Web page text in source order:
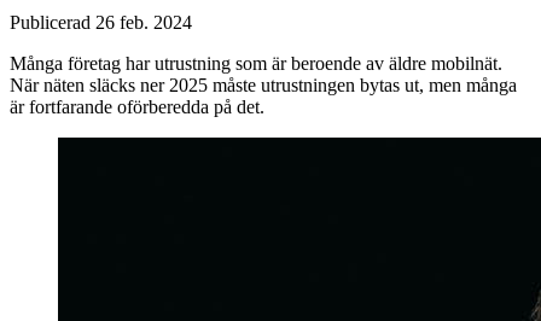
Publicerad 26 feb. 2024
Många företag har utrustning som är beroende av äldre mobilnät.
När näten släcks ner 2025 måste utrustningen bytas ut, men många
är fortfarande oförberedda på det.